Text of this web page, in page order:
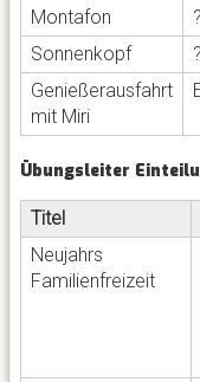
Montafon
Sonnenkopf
Genießerausfahrt
mit Miri
Übungsleiter
Titel
Neujahrs
Familienfreizeit